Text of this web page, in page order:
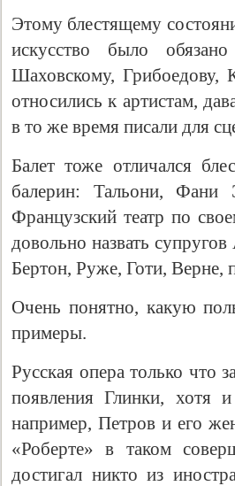
Этому блестящему
искусство было
Шаховскому, Грибоедову,
относились к артистам,
в то же время писали для
Балет тоже отличался
балерин: Тальони, Фани
Французский театр по
довольно назвать
Бертон, Руже, Готи, Верне,
Очень понятно, какую
примеры.
Русская опера только что
появления Глинки, хотя
например, Петров и его
«Роберте» в таком
достигал никто из